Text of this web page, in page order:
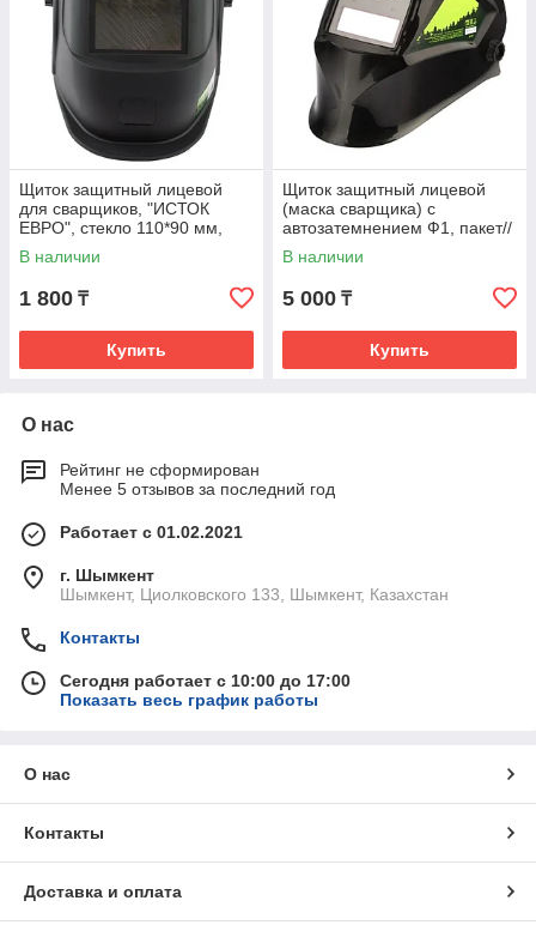
Щиток защитный лицевой
для сварщиков, "ИСТОК
ЕВРО", стекло 110*90 мм,
Россия// Сибртех арт 89118
В наличии
1 800 ₸
Купить
Щиток защитный лицевой
(маска сварщика) с
автозатемнением Ф1, пакет//
Сибртех арт 89175
В наличии
5 000 ₸
Купить
О нас
Рейтинг не сформирован
Менее 5 отзывов за последний год
Работает с 01.02.2021
г. Шымкент
Шымкент, Циолковского 133, Шымкент, Казахстан
Контакты
Сегодня работает с 10:00 до 17:00
Показать весь график работы
О нас
Контакты
Доставка и оплата